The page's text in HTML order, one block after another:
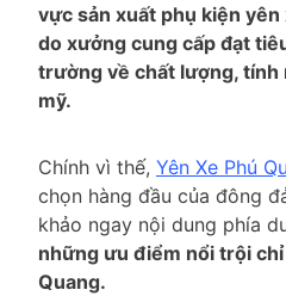
vực sản xuất phụ kiện yên
do xưởng cung cấp đạt
trường về chất lượng, tính
mỹ.
Chính vì thế, Yên Xe Phú
chọn hàng đầu của đông
khảo ngay nội dung phía
những ưu điểm nổi trội
Quang.